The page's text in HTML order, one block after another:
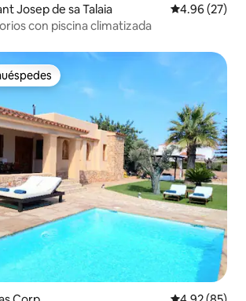
Josep de sa Talaia Calificación
4.96 (27)
con piscina climatizada